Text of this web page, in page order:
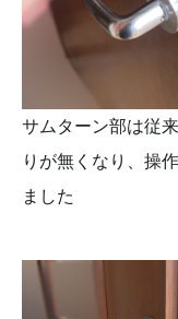
サムターン部は従
りが無くなり、操
ました